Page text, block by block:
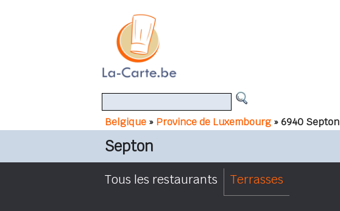
Belgique » Province de Luxembourg » 6940 Septon
Septon
Tous les restaurants Terrasses